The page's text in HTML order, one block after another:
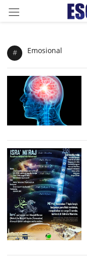
# Emosional